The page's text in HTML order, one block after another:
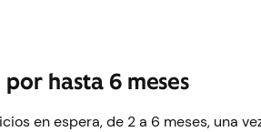
hasta 6 meses
en espera, de 2 a 6 meses, una